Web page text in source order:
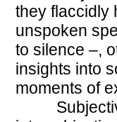
they flaccidly
unspoken
to silence –,
insights into
moments of